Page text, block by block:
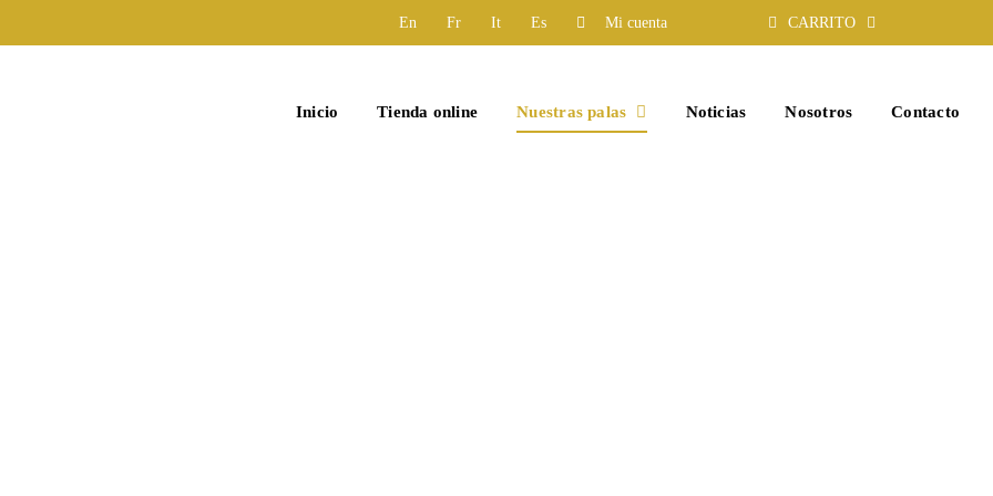
En Fr It Es Mi cuenta CARRITO
Inicio Tienda online Nuestras palas Noticias Nosotros Contacto